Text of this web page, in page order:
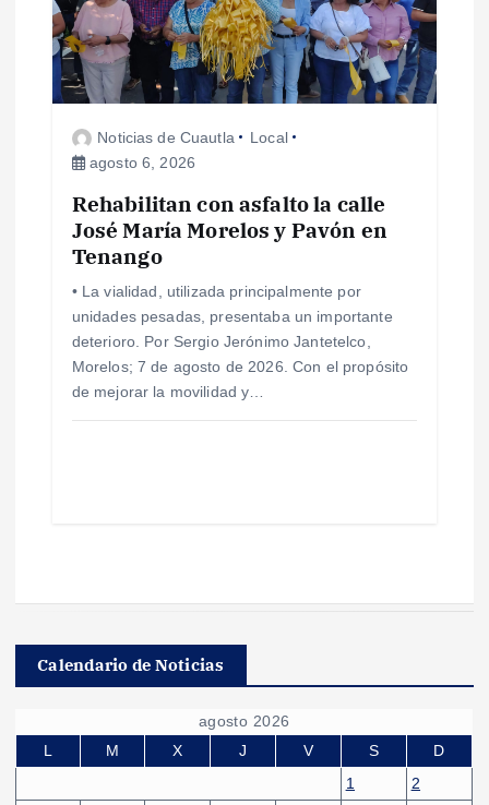
Noticias de Cuautla
Local
agosto 6, 2026
Rehabilitan con asfalto la calle
José María Morelos y Pavón en
Tenango
• La vialidad, utilizada principalmente por
unidades pesadas, presentaba un importante
deterioro. Por Sergio Jerónimo Jantetelco,
Morelos; 7 de agosto de 2026. Con el propósito
de mejorar la movilidad y…
Calendario de Noticias
agosto 2026
L
M X J V S
D
1
2